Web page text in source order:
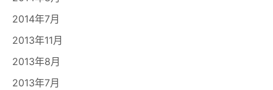
2014年7月
2013年11月
2013年8月
2013年7月